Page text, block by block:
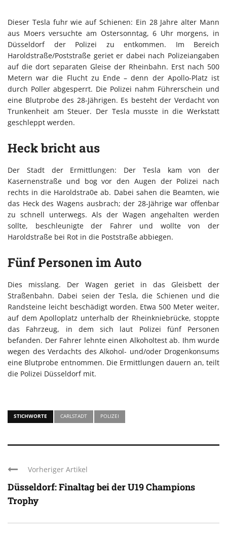
Dieser Tesla fuhr wie auf Schienen: Ein 28 Jahre alter Mann
aus Moers versuchte am Ostersonntag, 6 Uhr morgens, in
Düsseldorf der Polizei zu entkommen. Im Bereich
Haroldstraße/Poststraße geriet er dabei nach Polizeiangaben
auf die dort separaten Gleise der Rheinbahn. Erst nach 500
Metern war die Flucht zu Ende – denn der Apollo-Platz ist
durch Poller abgesperrt. Die Polizei nahm Führerschein und
eine Blutprobe des 28-Jährigen. Es besteht der Verdacht von
Trunkenheit am Steuer. Der Tesla musste in die Werkstatt
geschleppt werden.
Heck bricht aus
Der Stadt der Ermittlungen: Der Tesla kam von der
Kasernenstraße und bog vor den Augen der Polizei nach
rechts in die Haroldstra0e ab. Dabei sahen die Beamten, wie
das Heck des Wagens ausbrach; der 28-Jährige war offenbar
zu schnell unterwegs. Als der Wagen angehalten werden
sollte, beschleunigte der Fahrer und wollte von der
Haroldstraße bei Rot in die Poststraße abbiegen.
Fünf Personen im Auto
Dies misslang. Der Wagen geriet in das Gleisbett der
Straßenbahn. Dabei seien der Tesla, die Schienen und die
Randsteine leicht beschädigt worden. Etwa 500 Meter weiter,
auf dem Apolloplatz unterhalb der Rheinkniebrücke, stoppte
das Fahrzeug, in dem sich laut Polizei fünf Personen
befanden. Der Fahrer lehnte einen Alkoholtest ab. Ihm wurde
wegen des Verdachts des Alkohol- und/oder Drogenkonsums
eine Blutprobe entnommen. Die Ermittlungen dauern an, teilt
die Polizei Düsseldorf mit.
STICHWORTE CARLSTADT POLIZEI
Vorheriger Artikel
Düsseldorf: Finaltag bei der U19 Champions
Trophy